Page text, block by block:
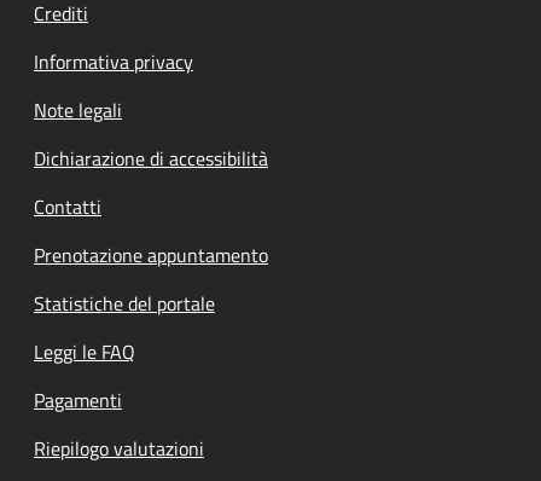
Crediti
Informativa privacy
Note legali
Dichiarazione di accessibilità
Contatti
Prenotazione appuntamento
Statistiche del portale
Leggi le FAQ
Pagamenti
Riepilogo valutazioni